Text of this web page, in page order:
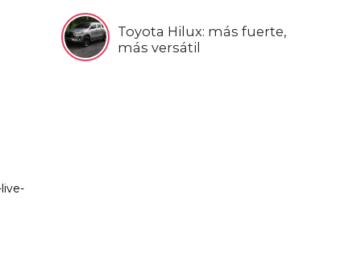
Toyota Hilux: más fuerte,
más versátil